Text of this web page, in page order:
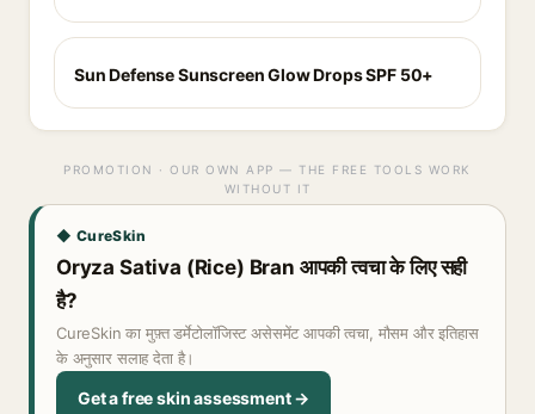
Sun Defense Sunscreen Glow Drops SPF 50+
PROMOTION · OUR OWN APP — THE FREE TOOLS WORK
WITHOUT IT
◆ CureSkin
Oryza Sativa (Rice) Bran आपकी त्वचा के लिए सही
है?
CureSkin का मुफ़्त डर्मेटोलॉजिस्ट असेसमेंट आपकी त्वचा, मौसम और इतिहास
के अनुसार सलाह देता है।
Get a free skin assessment →